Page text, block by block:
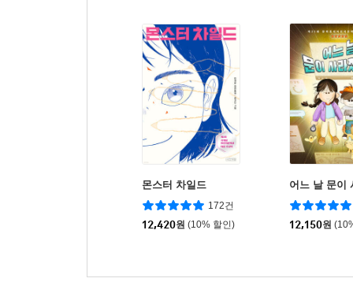
몬스터 차일드
172건
12,420원 (10% 할인)
어느 날 문이
12,150원